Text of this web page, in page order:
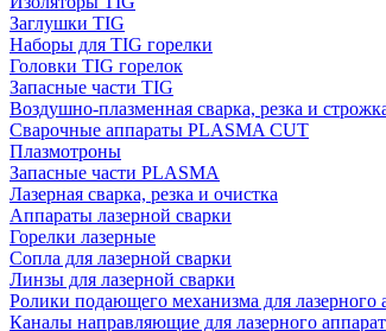
Заглушки TIG
Наборы для TIG горелки
Головки TIG горелок
Запасные части TIG
Воздушно-плазменная сварка, резка и
Сварочные аппараты PLASMA CUT
Плазмотроны
Запасные части PLASMA
Лазерная сварка, резка и очистка
Аппараты лазерной сварки
Горелки лазерные
Сопла для лазерной сварки
Линзы для лазерной сварки
Ролики подающего механизма для лазерного
Каналы направляющие для лазерного